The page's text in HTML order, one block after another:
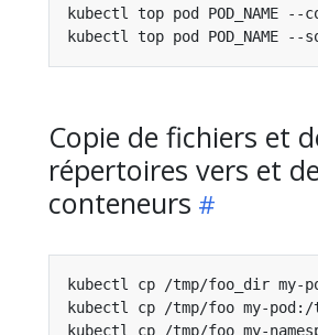
kubectl top pod
kubectl top pod POD_NAME --
Copie de fichiers et
répertoires vers et
conteneurs
kubectl cp /tmp/
kubectl cp /tmp/foo my-
kubectl cp /tmp/foo my-